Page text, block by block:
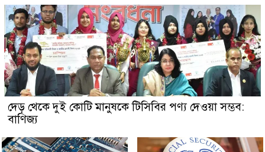
দেড় থেকে দুই কোটি মানুষকে টিসিবির পণ্য দেওয়া সম্ভব:
বাণিজ্য